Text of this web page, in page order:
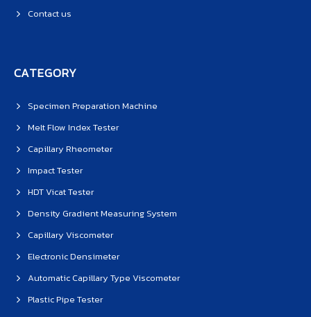
Contact us
CATEGORY
Specimen Preparation Machine
Melt Flow Index Tester
Capillary Rheometer
Impact Tester
HDT Vicat Tester
Density Gradient Measuring System
Capillary Viscometer
Electronic Densimeter
Automatic Capillary Type Viscometer
Plastic Pipe Tester